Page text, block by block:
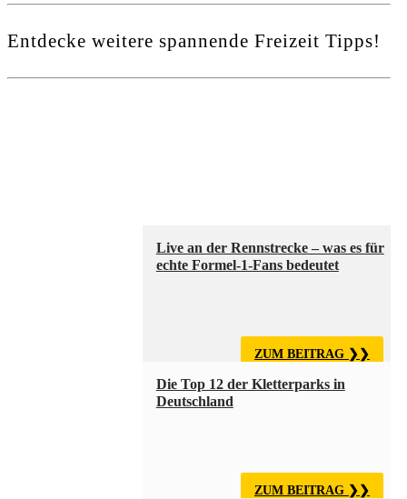
Entdecke weitere spannende Freizeit Tipps!
Live an der Rennstrecke – was es für
echte Formel-1-Fans bedeutet
ZUM BEITRAG
Die Top 12 der Kletterparks in
Deutschland
ZUM BEITRAG